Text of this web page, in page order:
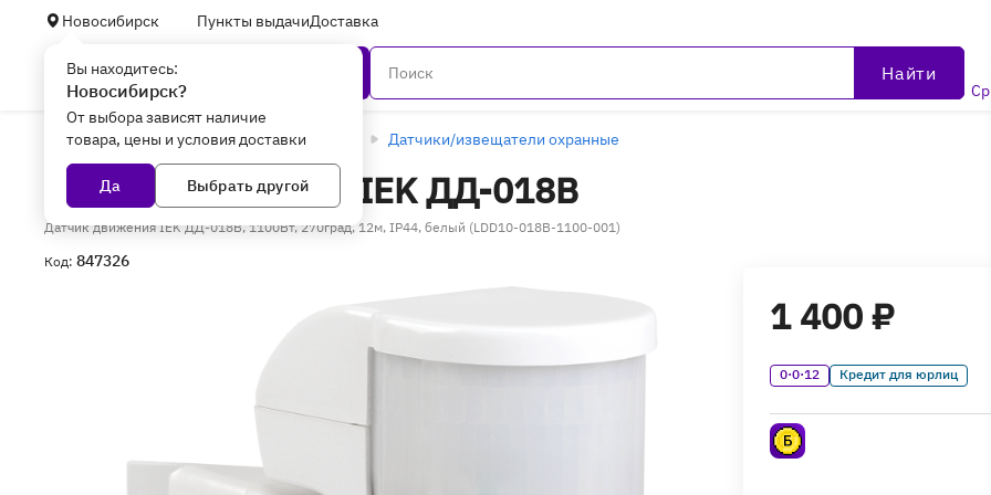
Новосибирск Пункты выдачиДоставка
Вы находитесь:
Новосибирск?
От выбора зависят наличие
товара, цены и условия доставки
Да Выбрать другой
Найти
Главная Сетевое оборудование Датчики/извещатели охранные
Датчик движения IEK ДД-018В
Датчик движения IEK ДД-018В, 1100Вт, 270град, 12м, IP44, белый (LDD10-018B-1100-001)
Код: 847326
1 400 ₽
0·0·12 Кредит для юрлиц